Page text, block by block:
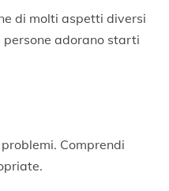
di molti aspetti diversi
persone adorano starti
Comprendi